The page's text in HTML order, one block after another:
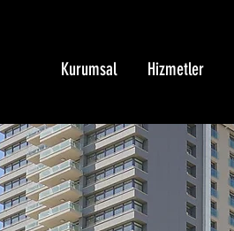
Kurumsal Hizmetler